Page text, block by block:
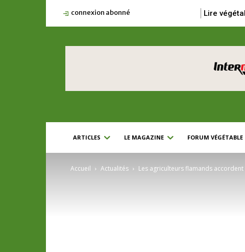
connexion abonné Lire
ARTICLES LE MAGAZINE FORUM VÉGÉTABLE
Accueil Actualités Les agriculteurs flamands